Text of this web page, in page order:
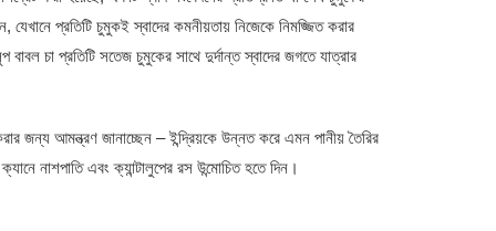
প্রতিটি চুমুকই স্বাদের কমনীয়তায় নিজেকে নিমজ্জিত করার
চা প্রতিটি সতেজ চুমুকের সাথে দুর্দান্ত স্বাদের জগতে যাত্রার
জন্য আমন্ত্রণ জানাচ্ছেন – ইন্দ্রিয়কে উন্নত করে এমন পানীয় তৈরির
নাশপাতি এবং ক্যান্টালুপের রস উন্মোচিত হতে দিন।